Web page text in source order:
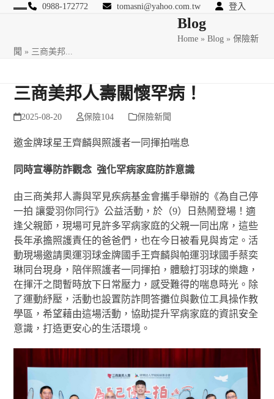
Skip
0988-172772 tomasni@yahoo.com.tw 登入
匯豐國際風險管理顧問Blog
Home »Blog »保險新
聞 » 三商美邦...
三商美邦人壽關懷罕病！
2025-08-20 保險104 保險新聞
邀金牌球星王齊麟與照護者一同揮拍喘息
同時宣導防詐觀念 強化罕病家庭防詐意識
由三商美邦人壽與罕見疾病基金會攜手舉辦的《為自己停
一拍 讓愛羽你同行》公益活動，於（9）日熱鬧登場！適
逢父親節，現場可見許多罕病家庭的父親一同出席，這些
長年承擔照護責任的爸爸們，也在今日被看見與肯定。活
動現場邀請奧運羽球金牌國手王齊麟與帕運羽球國手蔡奕
琳同台現身，陪伴照護者一同揮拍，體驗打羽球的樂趣，
在揮汗之間暫時放下日常壓力，感受難得的喘息時光。除
了運動紓壓，活動也設置防詐問答攤位與數位工具操作教
學區，希望藉由這場活動，協助提升罕病家庭的資訊安全
意識，打造更安心的生活環境。